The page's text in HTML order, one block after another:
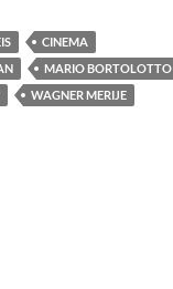
CINEMA
MARIO BORTOLOTTO
WAGNER MERIJE